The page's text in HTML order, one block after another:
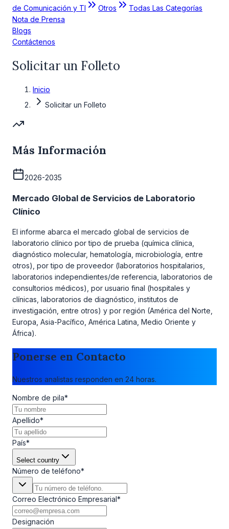
de Comunicación y TI
Otros
Todas Las Categorías
Nota de Prensa
Blogs
Contáctenos
Solicitar un Folleto
Inicio
Solicitar un Folleto
Más Información
2026-2035
Mercado Global de Servicios de Laboratorio
Clínico
El informe abarca el mercado global de servicios de
laboratorio clínico por tipo de prueba (química clínica,
diagnóstico molecular, hematología, microbiología, entre
otros), por tipo de proveedor (laboratorios hospitalarios,
laboratorios independientes/de referencia, laboratorios de
consultorios médicos), por usuario final (hospitales y
clínicas, laboratorios de diagnóstico, institutos de
investigación, entre otros) y por región (América del Norte,
Europa, Asia-Pacífico, América Latina, Medio Oriente y
África).
Ponerse en Contacto
Nuestros analistas responden en 24 horas.
Nombre de pila*
Apellido*
País*
Select country
Número de teléfono*
Correo Electrónico Empresarial*
Designación